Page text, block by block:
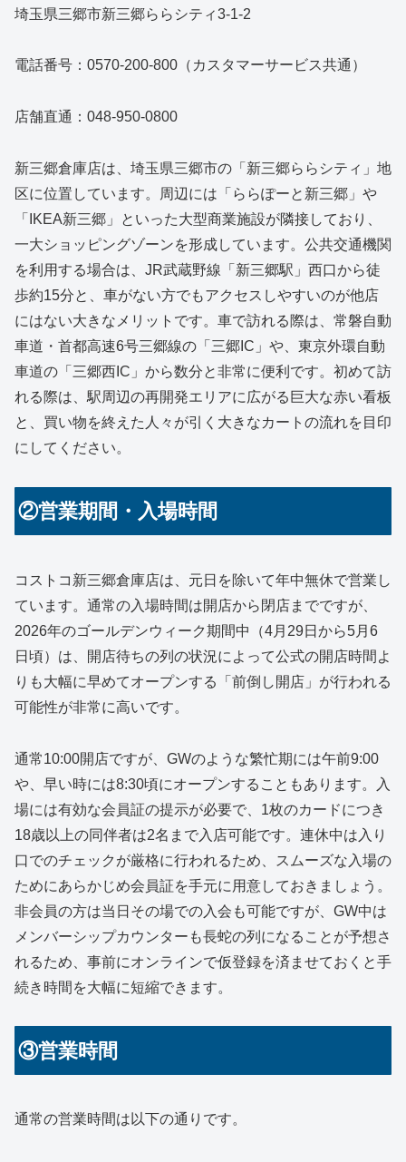
埼玉県三郷市新三郷ららシティ3-1-2
電話番号：0570-200-800（カスタマーサービス共通）
店舗直通：048-950-0800
新三郷倉庫店は、埼玉県三郷市の「新三郷ららシティ」地
区に位置しています。周辺には「ららぽーと新三郷」や
「IKEA新三郷」といった大型商業施設が隣接しており、
一大ショッピングゾーンを形成しています。公共交通機関
を利用する場合は、JR武蔵野線「新三郷駅」西口から徒
歩約15分と、車がない方でもアクセスしやすいのが他店
にはない大きなメリットです。車で訪れる際は、常磐自動
車道・首都高速6号三郷線の「三郷IC」や、東京外環自動
車道の「三郷西IC」から数分と非常に便利です。初めて訪
れる際は、駅周辺の再開発エリアに広がる巨大な赤い看板
と、買い物を終えた人々が引く大きなカートの流れを目印
にしてください。
②営業期間・入場時間
コストコ新三郷倉庫店は、元日を除いて年中無休で営業し
ています。通常の入場時間は開店から閉店までですが、
2026年のゴールデンウィーク期間中（4月29日から5月6
日頃）は、開店待ちの列の状況によって公式の開店時間よ
りも大幅に早めてオープンする「前倒し開店」が行われる
可能性が非常に高いです。
通常10:00開店ですが、GWのような繁忙期には午前9:00
や、早い時には8:30頃にオープンすることもあります。入
場には有効な会員証の提示が必要で、1枚のカードにつき
18歳以上の同伴者は2名まで入店可能です。連休中は入り
口でのチェックが厳格に行われるため、スムーズな入場の
ためにあらかじめ会員証を手元に用意しておきましょう。
非会員の方は当日その場での入会も可能ですが、GW中は
メンバーシップカウンターも長蛇の列になることが予想さ
れるため、事前にオンラインで仮登録を済ませておくと手
続き時間を大幅に短縮できます。
③営業時間
通常の営業時間は以下の通りです。